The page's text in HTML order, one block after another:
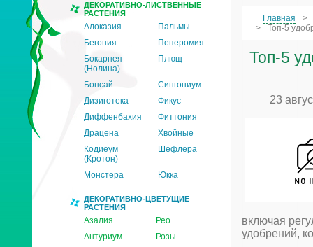
ДЕКОРАТИВНО-ЛИСТВЕННЫЕ
РАСТЕНИЯ
Алоказия
Пальмы
Бегония
Пеперомия
Бокарнея
(Нолина)
Плющ
Бонсай
Сингониум
Дизиготека
Фикус
Диффенбахия
Фиттония
Драцена
Хвойные
Кодиеум
(Кротон)
Шефлера
Монстера Юкка
ДЕКОРАТИВНО-ЦВЕТУЩИЕ
РАСТЕНИЯ
Азалия
Рео
Антуриум
Розы
Главная
Топ-5
Топ-5
23
включая
удобрений,